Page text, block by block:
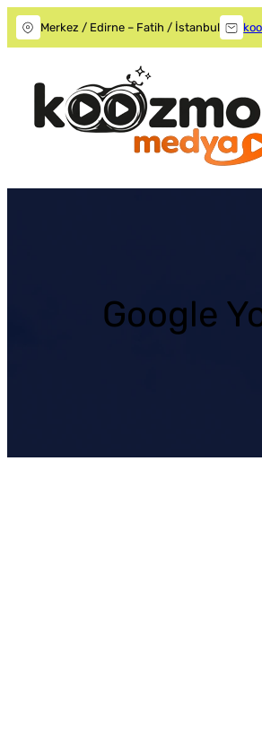
Merkez / Edirne – Fatih / İstanbul
Google